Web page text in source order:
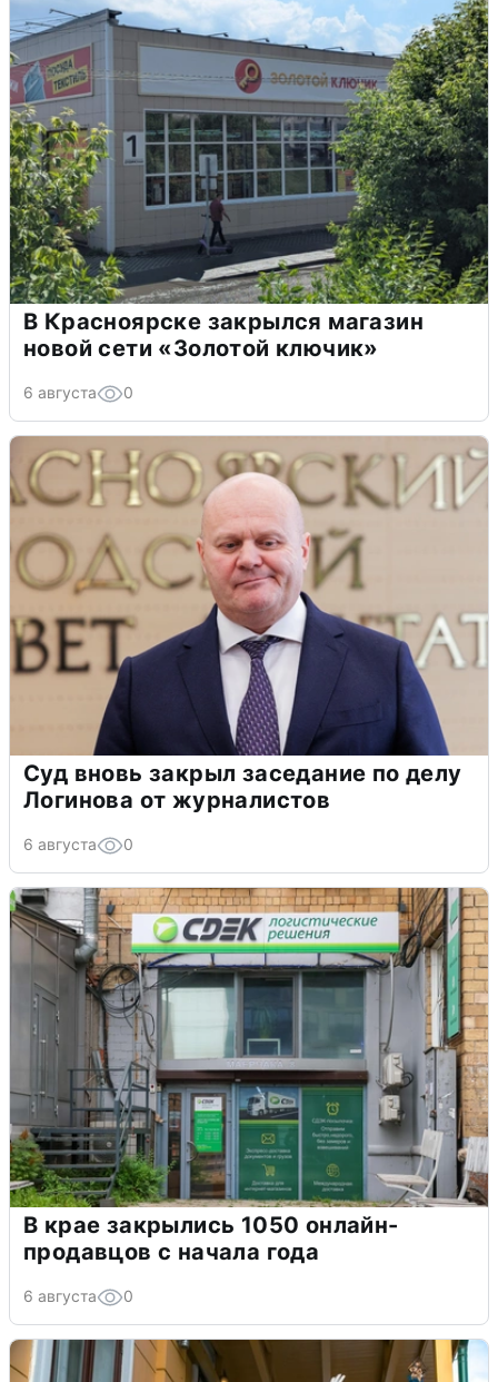
В Красноярске закрылся магазин
новой сети «Золотой ключик»
6 августа 0
Суд вновь закрыл заседание по делу
Логинова от журналистов
6 августа 0
В крае закрылись 1050 онлайн-
продавцов с начала года
6 августа 0